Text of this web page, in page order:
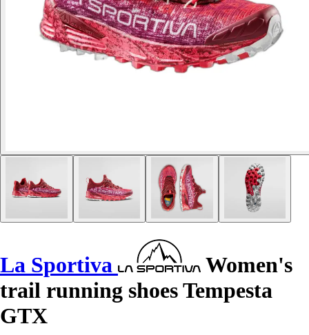
La Sportiva
Women's
trail running shoes Tempesta
GTX